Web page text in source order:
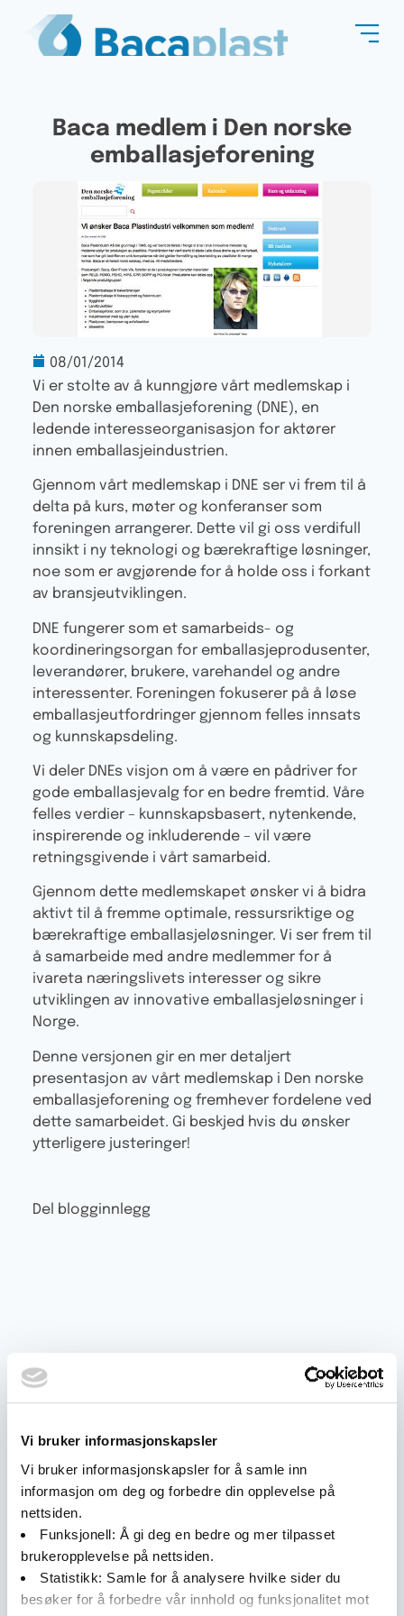
Vi bruker informasjonskapsler
Vi bruker informasjonskapsler for å samle inn
informasjon om deg og forbedre din opplevelse på
nettsiden.
Funksjonell: Å gi deg en bedre og mer tilpasset
brukeropplevelse på nettsiden.
Statistikk: Samle for å analysere hvilke sider du
besøker for å forbedre vår innhold og funksjonalitet mot
Baca medlem i Den norske
emballasjeforening
08/01/2014
Vi er stolte av å kunngjøre vårt medlemskap i
Den norske emballasjeforening (DNE), en
ledende interesseorganisasjon for aktører
innen emballasjeindustrien.
Gjennom vårt medlemskap i DNE ser vi frem til å
delta på kurs, møter og konferanser som
foreningen arrangerer. Dette vil gi oss verdifull
innsikt i ny teknologi og bærekraftige løsninger,
noe som er avgjørende for å holde oss i forkant
av bransjeutviklingen.
DNE fungerer som et samarbeids- og
koordineringsorgan for emballasjeprodusenter,
leverandører, brukere, varehandel og andre
interessenter. Foreningen fokuserer på å løse
emballasjeutfordringer gjennom felles innsats
og kunnskapsdeling.
Vi deler DNEs visjon om å være en pådriver for
gode emballasjevalg for en bedre fremtid. Våre
felles verdier – kunnskapsbasert, nytenkende,
inspirerende og inkluderende – vil være
retningsgivende i vårt samarbeid.
Gjennom dette medlemskapet ønsker vi å bidra
aktivt til å fremme optimale, ressursriktige og
bærekraftige emballasjeløsninger. Vi ser frem til
å samarbeide med andre medlemmer for å
ivareta næringslivets interesser og sikre
utviklingen av innovative emballasjeløsninger i
Norge.
Denne versjonen gir en mer detaljert
presentasjon av vårt medlemskap i Den norske
emballasjeforening og fremhever fordelene ved
dette samarbeidet. Gi beskjed hvis du ønsker
ytterligere justeringer!
Del blogginnlegg
Flere aktuelle saker